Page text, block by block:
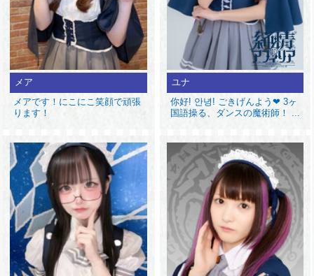
メア
メアです！にこにこ笑顔で頑張
ります！
ユナ
你好! 안녕! ごきげんよう❤ 3ヶ
国語操る、ダンスの魔術師！ ...